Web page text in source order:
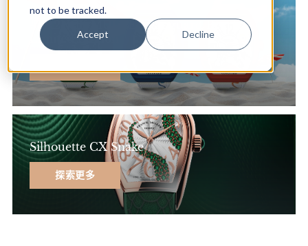
not to be tracked.
Accept Decline
#FR2NCK MULLER Vanguard Beach
Limited Edition
Silhouette CX Snake
探索更多